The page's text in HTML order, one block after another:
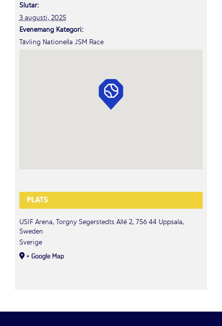
Slutar:
3 augusti, 2025
Evenemang Kategori:
Tävling Nationella JSM Race
PLATS
USIF Arena, Torgny Segerstedts Allé 2, 756 44 Uppsala,
Sweden
Sverige
+ Google Map